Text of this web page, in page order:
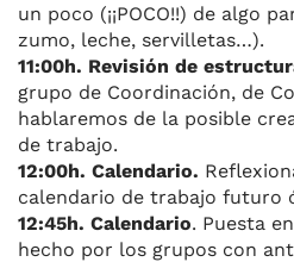
un poco (¡¡POCO!!) de algo
zumo, leche, servilletas…).
11:00h. Revisión de
grupo de Coordinación, de
hablaremos de la posible
de trabajo.
12:00h. Calendario.
calendario de trabajo futuro
12:45h. Calendario. Puesta
hecho por los grupos con